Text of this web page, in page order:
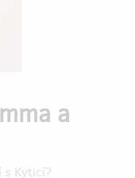
a
s Kyticí?